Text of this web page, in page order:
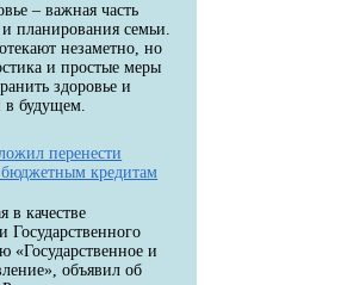
– важная часть
планирования семьи.
незаметно, но
и простые меры
здоровье и
в будущем.
перенести
кредитам
в качестве
Государственного
«Государственное и
объявил об